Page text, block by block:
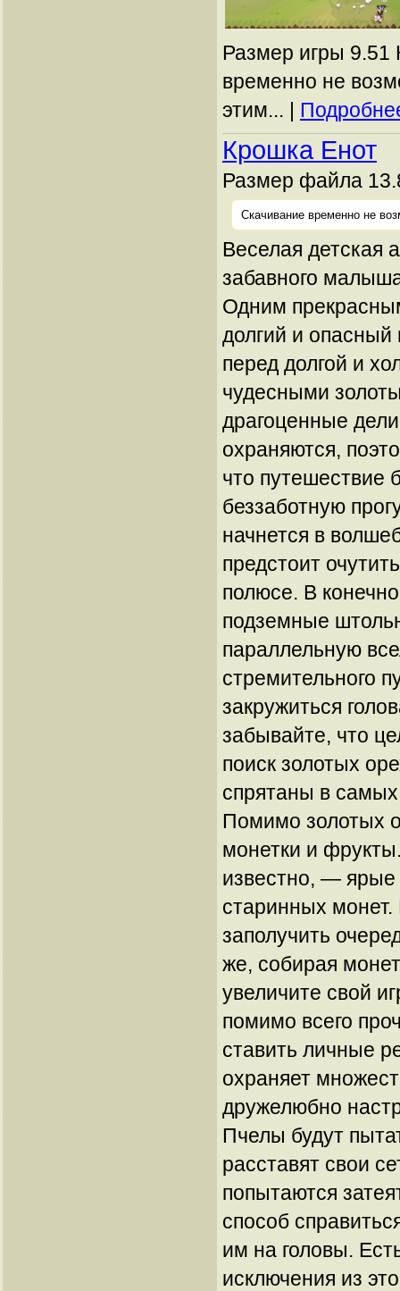
Размер игры 9.51
временно не
этим... |
Крошка Енот
Размер файла
Скачивание временно не
Веселая детская
забавного
Одним
долгий и опасный
перед долгой и
чудесными
драгоценные
охраняются,
что путешествие
беззаботную
начнется в
предстоит
полюсе. В
подземные
параллельную
стремительного
закружиться
забывайте, что
поиск золотых
спрятаны в
Помимо золотых
монетки и
известно, — ярые
старинных
заполучить
же, собирая
увеличите свой
помимо всего
ставить личные
охраняет
дружелюбно
Пчелы будут
расставят свои
попытаются
способ
им на головы.
исключения из